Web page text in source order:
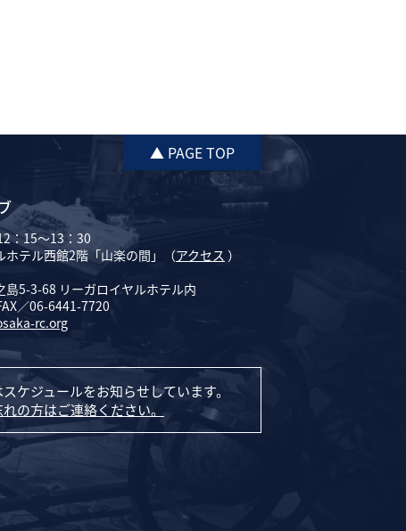
▲ PAGE TOP
：15～13：30
ホテル西館2階「山楽の間」（アクセス ）
島5-3-68 リーガロイヤルホテル内
／06-6441-7720
rc.org
ケジュールをお知らせしています。
の方はご連絡ください。